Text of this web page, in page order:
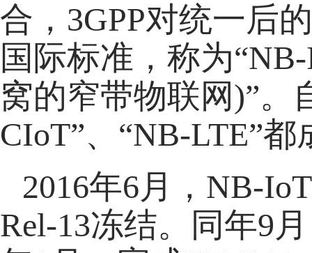
合，3GPP对统一后
国际标准，称为
窝的窄带物联网)”。
CIoT”、“NB-LTE”
2016年6月，NB-
Rel-13冻结。同年9